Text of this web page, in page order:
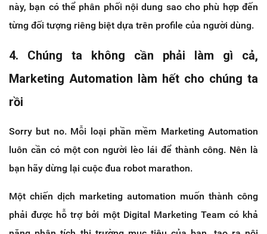
này, bạn có thể phân phối nội dung sao cho phù hợp đến
từng đối tượng riêng biệt dựa trên profile của người dùng.
4. Chúng ta không cần phải làm gì cả,
Marketing Automation làm hết cho chúng ta
rồi
Sorry but no. Mỗi loại phần mềm Marketing Automation
luôn cần có một con người lèo lái để thành công. Nên là
bạn hãy dừng lại cuộc đua robot marathon.
Một chiến dịch marketing automation muốn thành công
phải được hỗ trợ bởi một Digital Marketing Team có khả